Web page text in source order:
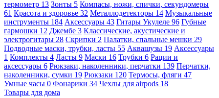
термометр 13 Зонты 5 Компасы, ножи, спички, секундомеры
61 Красота и здоровье 32 Металлодетекторы 14 Музыкальные
инструменты 184 Аксессуары 43 Гитары Укулеле 96 Губные
гармошки 12 Джембе 3 Классические, акустические и
электрогитары 28 Скрипки 2 Палатки, спальные мешки 29
Подводные маски, трубки, ласты 55 Аквашузы 19 Аксессуары
1 Комплекты 4 Ласты 9 Маски 16 Трубки 6 Рации и
аксессуары 6 Рюкзаки, наколенники, перчатки 139 Перчатки,
наколенники, сумки 19 Рюкзаки 120 Термосы, фляги 47
Умные часы 0 Фонарики 34 Чехлы для airpods 18
Товары для дома